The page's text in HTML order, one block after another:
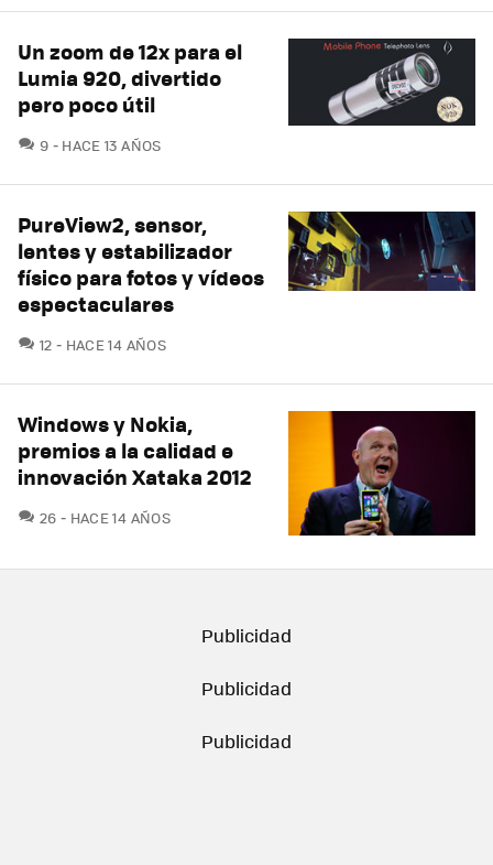
Un zoom de 12x para el
Lumia 920, divertido
pero poco útil
9 COMENTARIOS
HACE 13 AÑOS
PureView2, sensor,
lentes y estabilizador
físico para fotos y vídeos
espectaculares
12 COMENTARIOS
HACE 14 AÑOS
Windows y Nokia,
premios a la calidad e
innovación Xataka 2012
26 COMENTARIOS
HACE 14 AÑOS